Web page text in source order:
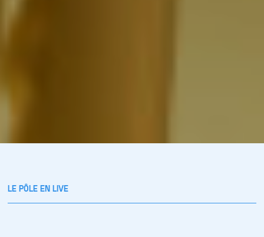
LE PÔLE EN LIVE